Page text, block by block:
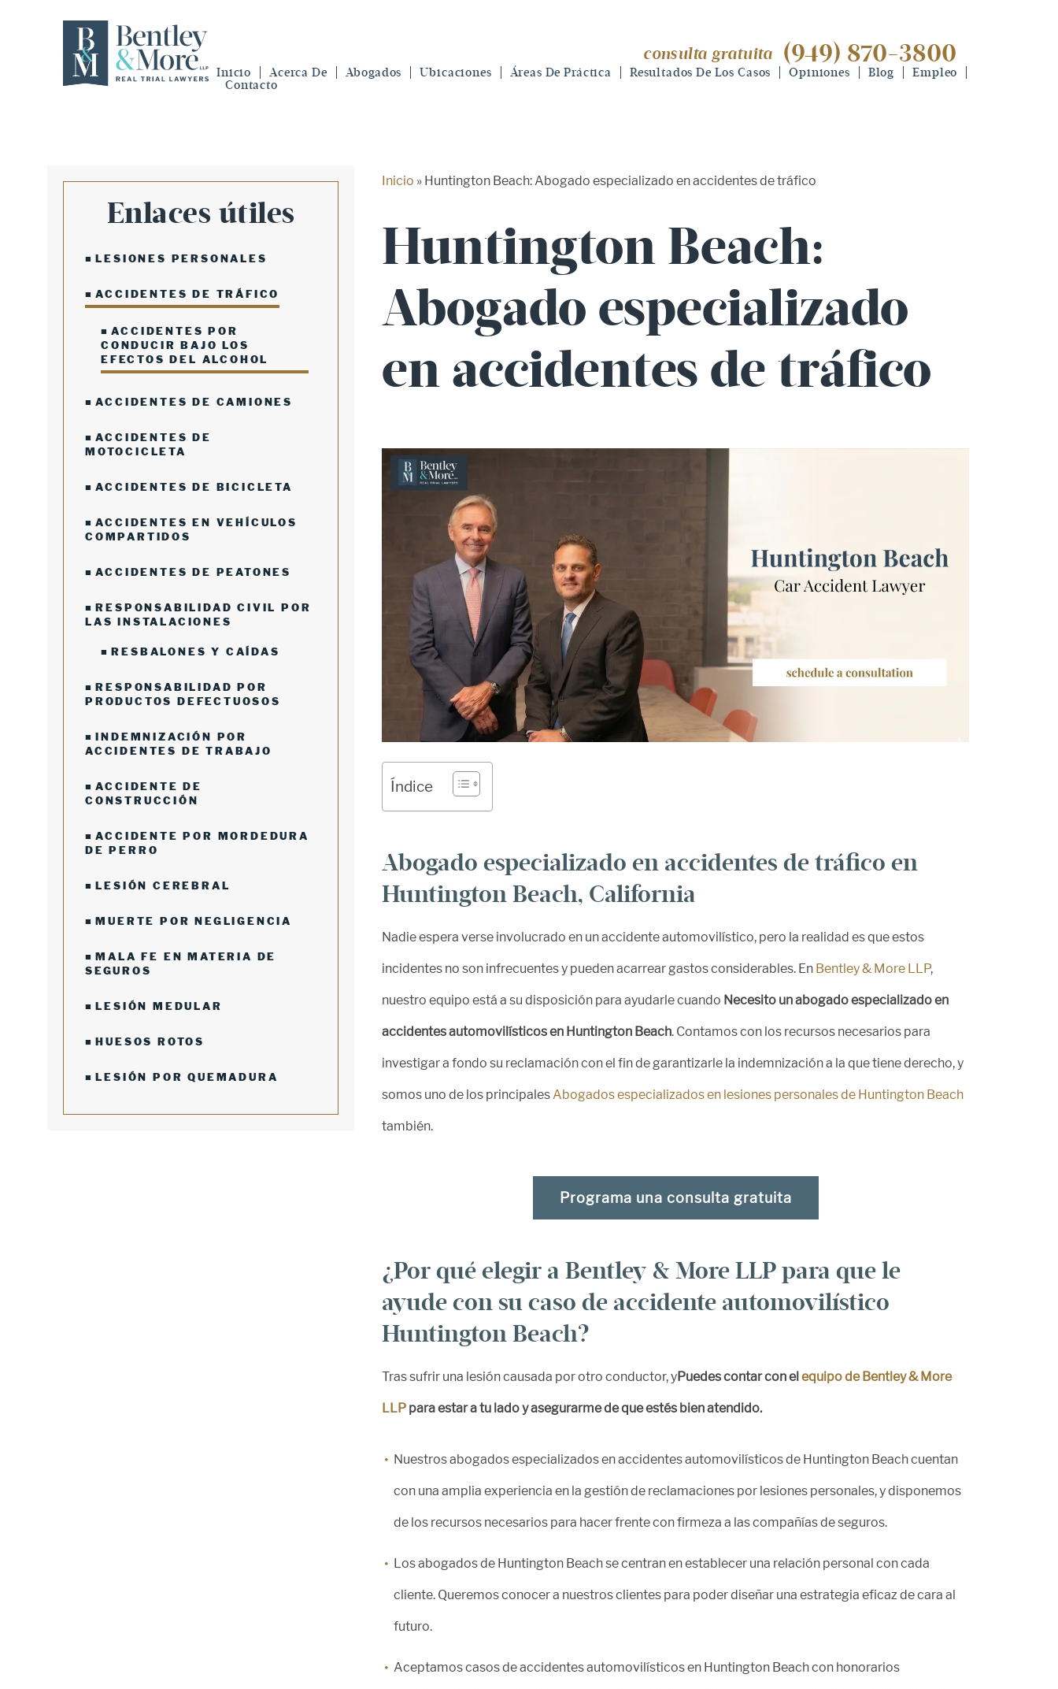
consulta gratuita (949) 870-3800
Inicio Acerca De Abogados Ubicaciones Áreas De Práctica Resultados De Los Casos Opiniones Blog
Empleo
Contacto
consulta gratuita (949) 870-3800
Enlaces útiles
LESIONES PERSONALES
ACCIDENTES DE TRÁFICO
ACCIDENTES POR
CONDUCIR BAJO LOS
EFECTOS DEL ALCOHOL
ACCIDENTES DE CAMIONES
ACCIDENTES DE
MOTOCICLETA
ACCIDENTES DE BICICLETA
ACCIDENTES EN VEHÍCULOS
COMPARTIDOS
ACCIDENTES DE PEATONES
RESPONSABILIDAD CIVIL POR
LAS INSTALACIONES
RESBALONES Y CAÍDAS
RESPONSABILIDAD POR
PRODUCTOS DEFECTUOSOS
INDEMNIZACIÓN POR
ACCIDENTES DE TRABAJO
ACCIDENTE DE
CONSTRUCCIÓN
ACCIDENTE POR MORDEDURA
DE PERRO
LESIÓN CEREBRAL
MUERTE POR NEGLIGENCIA
MALA FE EN MATERIA DE
SEGUROS
LESIÓN MEDULAR
HUESOS ROTOS
LESIÓN POR QUEMADURA
Inicio » Huntington Beach: Abogado especializado en accidentes de tráfico
Huntington Beach:
Abogado especializado
en accidentes de tráfico
Índice
Abogado especializado en accidentes de tráfico en
Huntington Beach, California
Nadie espera verse involucrado en un accidente automovilístico, pero la realidad es que estos
incidentes no son infrecuentes y pueden acarrear gastos considerables. En Bentley & More LLP,
nuestro equipo está a su disposición para ayudarle cuando Necesito un abogado especializado en
accidentes automovilísticos en Huntington Beach. Contamos con los recursos necesarios para
investigar a fondo su reclamación con el fin de garantizarle la indemnización a la que tiene derecho, y
somos uno de los principalesAbogados especializados en lesiones personales de Huntington Beach
también.
Programa una consulta gratuita
¿Por qué elegir a Bentley & More LLP para que le
ayude con su caso de accidente automovilístico
Huntington Beach?
Tras sufrir una lesión causada por otro conductor, yPuedes contar con elequipo de Bentley & More
LLP para estar a tu lado y asegurarme de que estés bien atendido.
Nuestros abogados especializados en accidentes automovilísticos de Huntington Beach cuentan
con una amplia experiencia en la gestión de reclamaciones por lesiones personales, y disponemos
de los recursos necesarios para hacer frente con firmeza a las compañías de seguros.
Los abogados de Huntington Beach se centran en establecer una relación personal con cada
cliente. Queremos conocer a nuestros clientes para poder diseñar una estrategia eficaz de cara al
futuro.
Aceptamos casos de accidentes automovilísticos en Huntington Beach con honorarios